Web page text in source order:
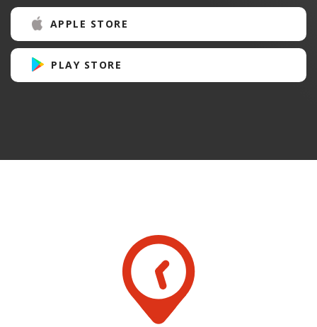
APPLE STORE
PLAY STORE